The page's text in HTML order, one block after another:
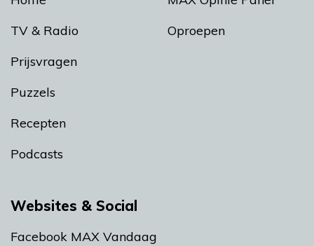
TV & Radio
Prijsvragen
Puzzels
Recepten
Podcasts
Oproepen
Websites & Social
Facebook MAX Vandaag